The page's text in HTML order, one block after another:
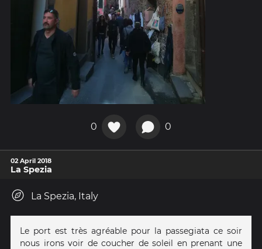
0 0
02 April 2018
La Spezia
La Spezia, Italy
Le port est très agréable pour la passegiata ce soir
nous irons voir de coucher de soleil en prenant une